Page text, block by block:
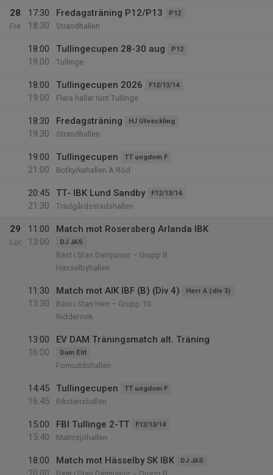
28
Fre
17:30
18:30
Fredagsträning P12/P13 P12
Strandhallen
18:00
19:00
Tullingecupen 28-30 aug P12
Tullinge
18:00
19:00
Tullingecupen 2026 F12/13/14
Flera hallar runt Tullinge
18:30
19:30
Fredagsträning HJ Utveckling
Strandhallen
19:00
21:00
Tullingecupen TT ungdom F
Botkyrkahallen A Röd
20:45
21:30
TT- IBK Lund Sandby F12/13/14
Trädgårdsstadshallen
29
Lör
11:00
13:00
Match mot Rosersberg Arlanda IBK
DJ JAS
Bäst i Stan Damjunior – Grupp B
Hässelbyhallen
11:30
13:30
Match mot AIK IBF (B) (Div 4) Herr A (div 3)
Bäst i Stan Herr – Grupp 1G
Riddersvik
13:00
16:00
EV DAM Träningsmatch alt. Träning
Dam Elit
Fornuddshallen
14:45
16:45
Tullingecupen TT ungdom F
Rikstenshallen
15:00
15:40
FBI Tullinge 2-TT F12/13/14
Malmsjöhallen
18:00
Match mot Hässelby SK IBK DJ JAS